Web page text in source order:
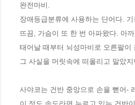
완전마비.
장애등급분류에 사용하는 단어다.
뜨끔, 가슴이 또 한 번 아파왔다. 아
태어날 때부터 뇌성마비로 오른팔
그 사실을 머릿속에 떠올리고 말았
사야코는 건반 중앙으로 손을 뻗어-
이 정도 속도라면 누르고 있는 건반